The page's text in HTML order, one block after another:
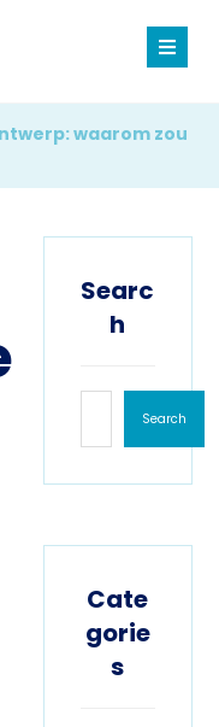
waarom zou
Searc
h
Search
Cate
gorie
s